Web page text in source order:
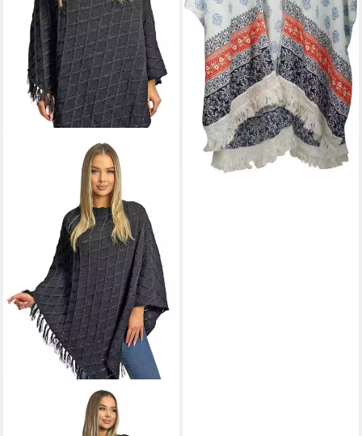
Strickponcho
Damen Poncho Cape